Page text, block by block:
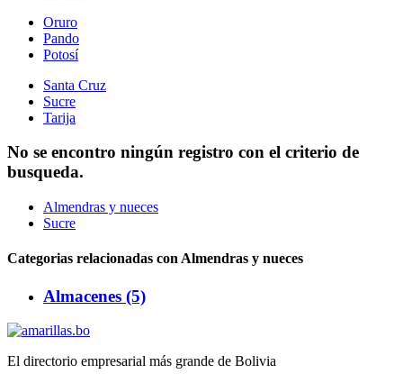
Oruro
Pando
Potosí
Santa Cruz
Sucre
Tarija
No se encontro ningún registro con el criterio de
busqueda.
Almendras y nueces
Sucre
Categorias relacionadas con Almendras y nueces
Almacenes (5)
El directorio empresarial más grande de Bolivia